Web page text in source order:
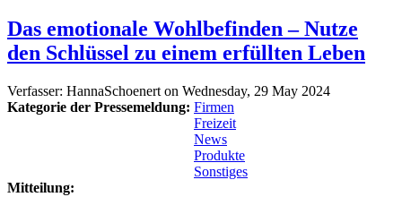
Das emotionale Wohlbefinden – Nutze
den Schlüssel zu einem erfüllten Leben
Verfasser: HannaSchoenert on Wednesday, 29 May 2024
Kategorie der Pressemeldung: Firmen
Freizeit
News
Produkte
Sonstiges
Mitteilung: